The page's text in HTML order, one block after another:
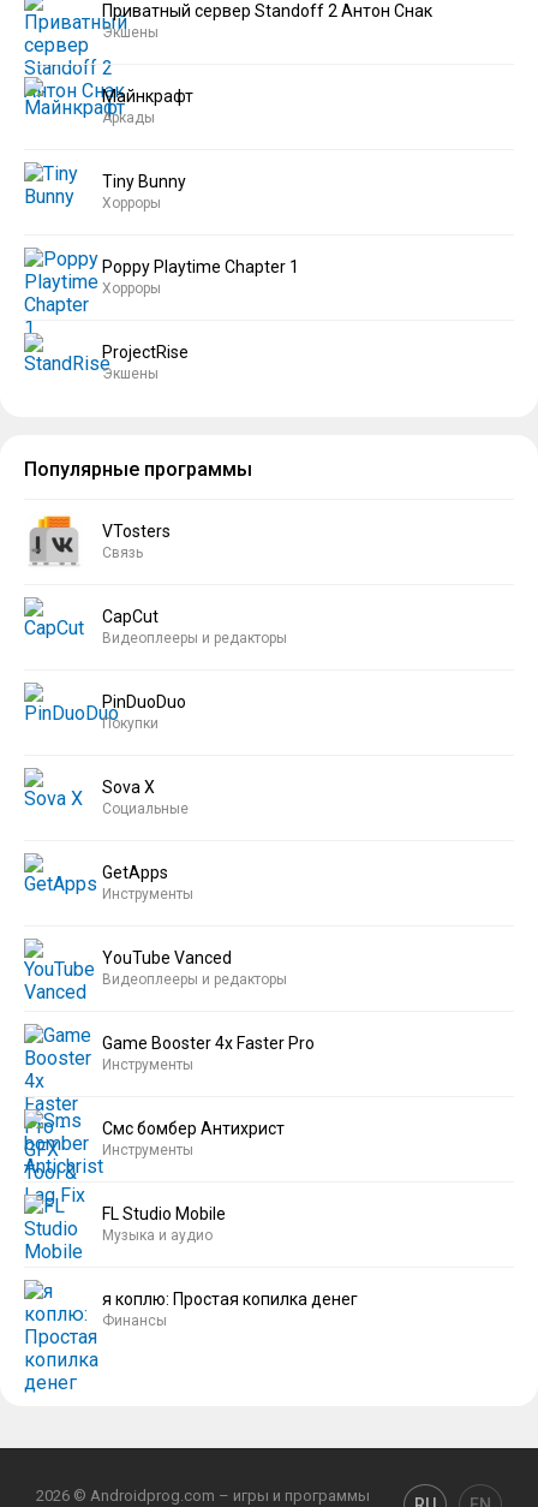
Приватный сервер Standoff 2 Антон Снак
Экшены
Майнкрафт
Аркады
Tiny Bunny
Хорроры
Poppy Playtime Chapter 1
Хорроры
ProjectRise
Экшены
Популярные программы
VTosters
Связь
CapCut
Видеоплееры и редакторы
PinDuoDuo
Покупки
Sova X
Социальные
GetApps
Инструменты
YouTube Vanced
Видеоплееры и редакторы
Game Booster 4x Faster Pro
Инструменты
Смс бомбер Антихрист
Инструменты
FL Studio Mobile
Музыка и аудио
я коплю: Простая копилка денег
Финансы
2026 © Androidprog.com – игры и программы